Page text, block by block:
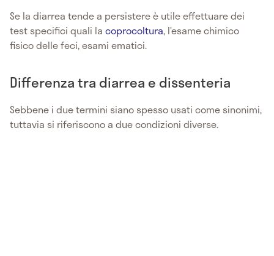
Se la diarrea tende a persistere è utile effettuare dei
test specifici quali la coprocoltura, l’esame chimico
fisico delle feci, esami ematici.
Differenza tra diarrea e dissenteria
Sebbene i due termini siano spesso usati come sinonimi,
tuttavia si riferiscono a due condizioni diverse.